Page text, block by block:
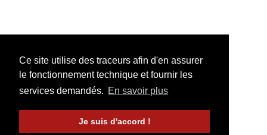
Ce site utilise des traceurs afin d'en assurer
le fonctionnement technique et fournir les
services demandés. En savoir plus
Je suis d'accord !